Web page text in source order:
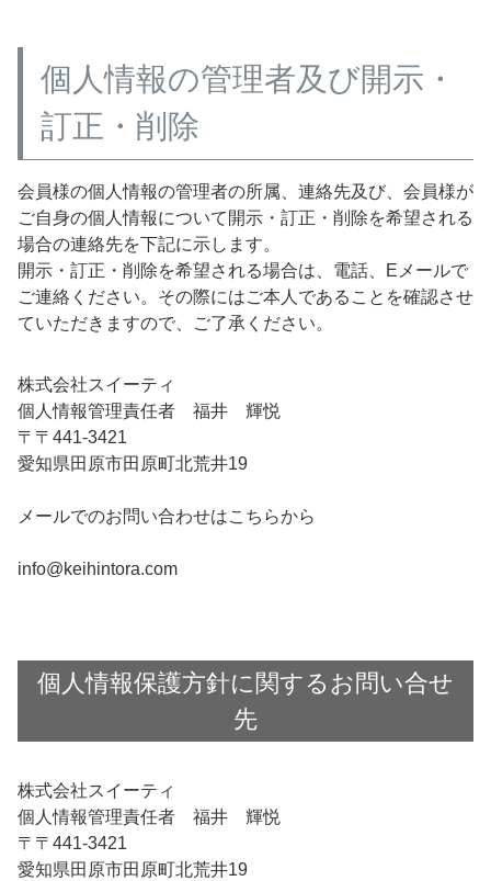
個人情報の管理者及び開示・
訂正・削除
会員様の個人情報の管理者の所属、連絡先及び、会員様が
ご自身の個人情報について開示・訂正・削除を希望される
場合の連絡先を下記に示します。
開示・訂正・削除を希望される場合は、電話、Eメールで
ご連絡ください。その際にはご本人であることを確認させ
ていただきますので、ご了承ください。
株式会社スイーティ
個人情報管理責任者 福井 輝悦
〒441-3421
愛知県田原市田原町北荒井19
メールでのお問い合わせはこちらから
info@keihintora.com
個人情報保護方針に関するお問い合せ
先
株式会社スイーティ
個人情報管理責任者 福井 輝悦
〒441-3421
愛知県田原市田原町北荒井19